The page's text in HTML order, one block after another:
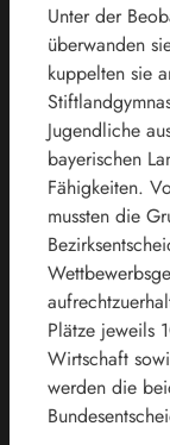
Unter der
überwanden
kuppelten sie
Jugendliche
bayerischen
Fähigkeiten.
mussten die
Plätze jeweils
Wirtschaft
werden die